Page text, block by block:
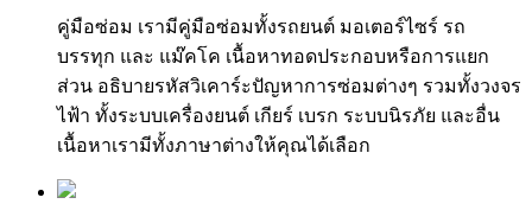
คู่มือซ่อม เรามีคู่มือซ่อมทั้งรถยนต์ มอเตอร์ไซร์ รถ
บรรทุก และ แม๊คโค เนื้อหาทอดประกอบหรือการแยก
ส่วน อธิบายรหัสวิเคาร์ะปัญหาการซ่อมต่างๆ รวมทั้งวงจร
ไฟ้า ทั้งระบบเครื่องยนต์ เกียร์ เบรก ระบบนิรภัย และอื่น
เนื้อหาเรามีทั้งภาษาต่างให้คุณได้เลือก